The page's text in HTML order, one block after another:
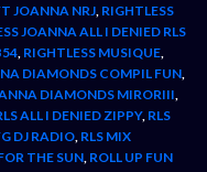
JOANNA NRJ RIGHTLESS
JOANNA ALL I DENIED RLS
RIGHTLESS MUSIQUE
DIAMONDS COMPIL FUN
DIAMONDS MIRORIII
ALL I DENIED ZIPPY, RLS
DJ RADIO RLS MIX
THE SUN ROLL UP FUN